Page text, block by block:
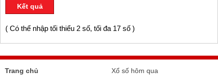
Kết quả
( Có thể nhập tối thiểu 2 số, tối đa 17 số )
Trang chủ
Xổ số hôm qua